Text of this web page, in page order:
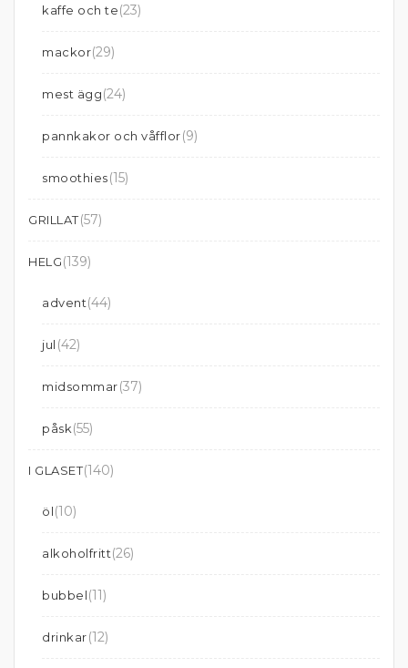
kaffe och te(23)
mackor(29)
mest ägg(24)
pannkakor och våfflor(9)
smoothies(15)
GRILLAT(57)
HELG(139)
advent(44)
jul (42)
midsommar(37)
påsk(55)
I GLASET(140)
öl(10)
alkoholfritt(26)
bubbel(11)
drinkar(12)